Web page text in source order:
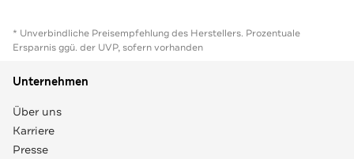
* Unverbindliche Preisempfehlung des Herstellers. Prozentuale
Ersparnis ggü. der UVP, sofern vorhanden
Unternehmen
Über uns
Karriere
Presse